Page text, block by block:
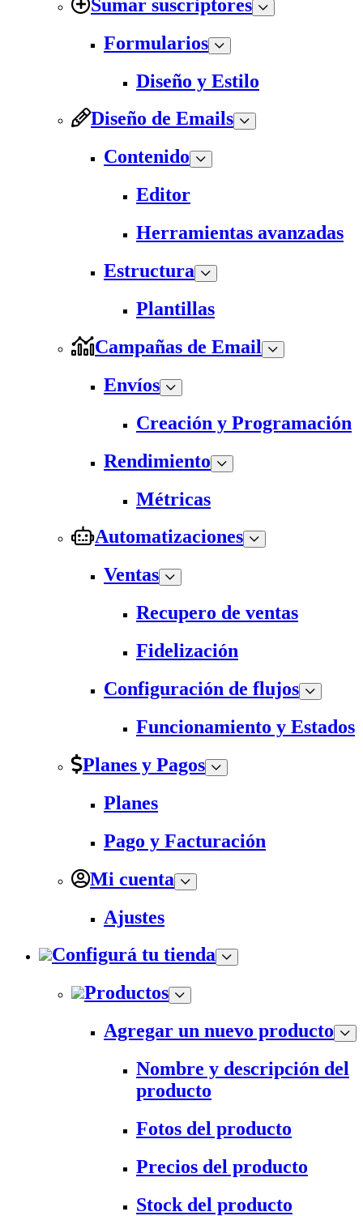
Sumar suscriptores
Formularios
Diseño y Estilo
Diseño de Emails
Contenido
Editor
Herramientas avanzadas
Estructura
Plantillas
Campañas de Email
Envíos
Creación y Programación
Rendimiento
Métricas
Automatizaciones
Ventas
Recupero de ventas
Fidelización
Configuración de flujos
Funcionamiento y Estados
Planes y Pagos
Planes
Pago y Facturación
Mi cuenta
Ajustes
Configurá tu tienda
Productos
Agregar un nuevo producto
Nombre y descripción del
producto
Fotos del producto
Precios del producto
Stock del producto